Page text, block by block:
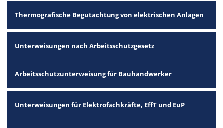
Thermografische Begutachtung von elektrischen Anlagen
Unterweisungen nach Arbeitsschutzgesetz
Arbeitsschutzunterweisung für Bauhandwerker
Unterweisungen für Elektrofachkräfte, EffT und EuP